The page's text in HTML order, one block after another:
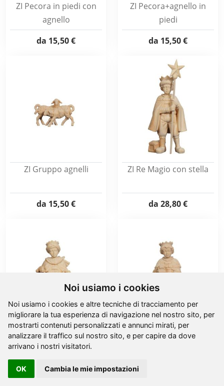
Noi usiamo i cookies
Noi usiamo i cookies e altre tecniche di tracciamento per
migliorare la tua esperienza di navigazione nel nostro sito, per
mostrarti contenuti personalizzati e annunci mirati, per
analizzare il traffico sul nostro sito, e per capire da dove
arrivano i nostri visitatori.
OK Cambia le mie impostazioni
ZI Pecora in piedi con
agnello
da 15,50 €
ZI Pecora+agnello in
piedi
da 15,50 €
ZI Gruppo agnelli
da 15,50 €
ZI Re Magio con stella
da 28,80 €
ZI Re Magio con incenso
da28,80 €
ZI Re Magio con